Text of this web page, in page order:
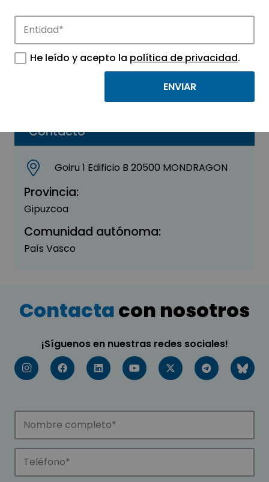
Contacto
Goiru 1 Edificio B 20500 MONDRAGON
Provincia:
Gipuzcoa
Comunidad autónoma:
País Vasco
ALPHA INVERSIONES
INGENIERIA, CONSULTORIA Y ASESORIA
GARAIA Parque Tecnológico S.Coop
Contactacon nosotros
¡Síguenos en nuestras redes sociales!
He leído y acepto la política de privacidad.